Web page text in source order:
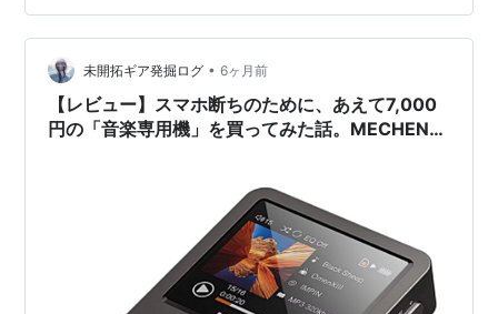
未開拓ギア発掘ログ • 6ヶ月前
【レビュー】スマホ断ちのために、あえて7,000
円の「音楽専用機」を買ってみた話。MECHEN